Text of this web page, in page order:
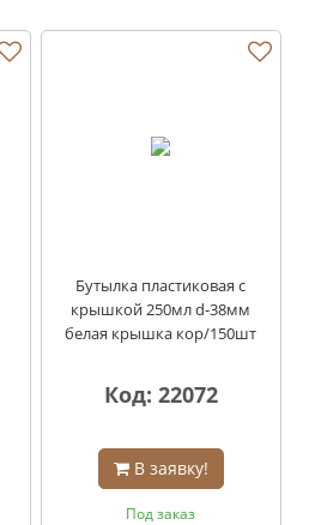
Бутылка пластиковая с
крышкой 250мл d-38мм
белая крышка кор/150шт
Код: 22072
В заявку!
Под заказ